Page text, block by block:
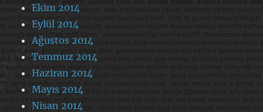
Ekim 2014
Eylül 2014
Ağustos 2014
Temmuz 2014
Haziran 2014
Mayıs 2014
Nisan 2014